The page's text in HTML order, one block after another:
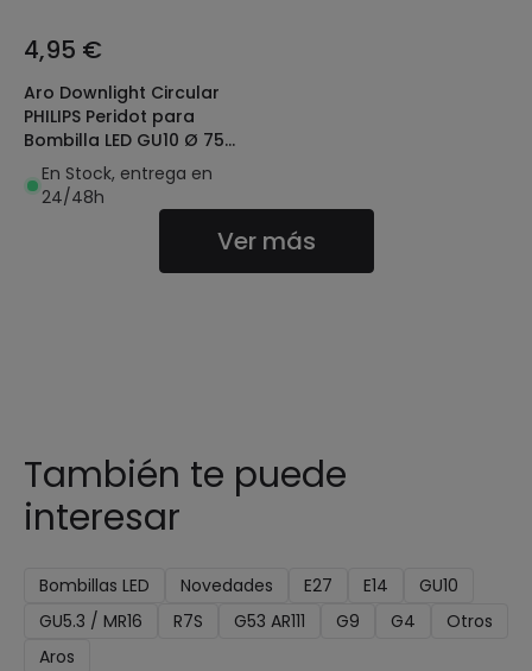
4,95 €
Aro Downlight Circular
PHILIPS Peridot para
Bombilla LED GU10 Ø 75
mm
En Stock, entrega en
24/48h
Ver más
También te puede
interesar
Bombillas LED Novedades E27 E14
GU10
GU5.3 / MR16
R7S G53 AR111 G9 G4
Otros
Aros